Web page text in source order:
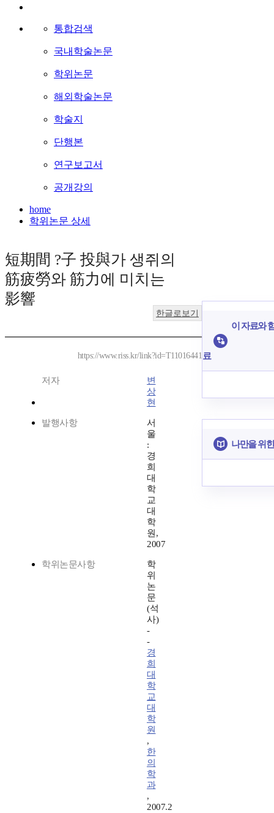
통합검색
국내학술논문
학위논문
해외학술논문
학술지
단행본
연구보고서
공개강의
home
학위논문 상세
短期間 ?子 投與가 생쥐의
筋疲勞와 筋力에 미치는
影響
한글로보기
https://www.riss.kr/link?id=T11016441
저자
변
상
현
발행사항
서
울
:
경
희
대
학
교
대
학
원,
2007
학위논문사항
학
위
논
문
(석
사)
-
-
경
희
대
학
교
대
학
원
,
한
의
학
과
,
2007.2
이 자료와
료
나만을 위